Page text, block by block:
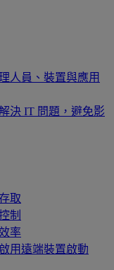
人員、裝置與應用
決 IT 問題，避免影
取
制
率
啟用遠端裝置啟動